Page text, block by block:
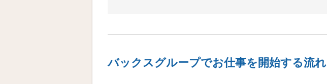
バックスグループでお仕事を開始する流れ